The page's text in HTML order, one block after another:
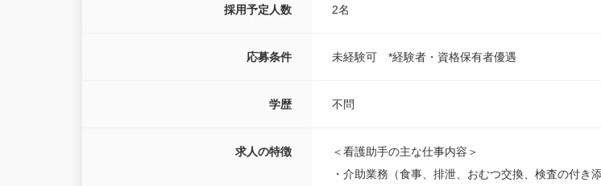
採用予定人数 2名
応募条件 未経験可 *経験者・資格保有者優遇
学歴 不問
求人の特徴
＜看護助手の主な仕事内容＞
・介助業務（食事、排泄、おむつ交換、検査の付き添